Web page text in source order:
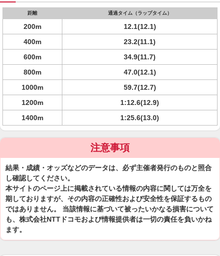
距離 通過タイム（ラップタイム）
200m
12.1(12.1)
400m
23.2(11.1)
600m
34.9(11.7)
800m
47.0(12.1)
1000m
59.7(12.7)
1200m
1:12.6(12.9)
1400m
1:25.6(13.0)
注意事項
結果・成績・オッズなどのデータは、必ず主催者発行のものと照合
し確認してください。
本サイトのページ上に掲載されている情報の内容に関しては万全を
期しておりますが、その内容の正確性および安全性を保証するもの
ではありません。 当該情報に基づいて被ったいかなる損害について
も、株式会社NTTドコモおよび情報提供者は一切の責任を負いかね
ます。